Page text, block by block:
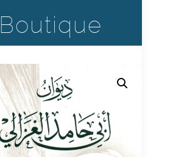
Boutique